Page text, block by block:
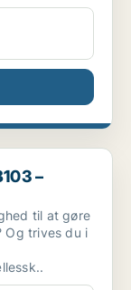
–
til at gøre
Og trives du i